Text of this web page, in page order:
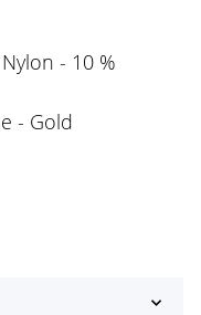
- 10 %
- Gold